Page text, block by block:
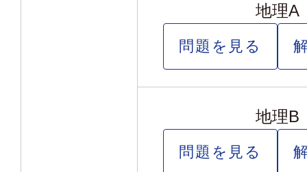
地理A
問題を見る
地理B
問題を見る